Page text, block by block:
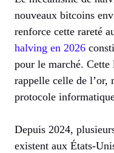
nouveaux bitcoins
renforce cette rareté
halving en 2026
pour le marché.
rappelle celle de l’or,
protocole
Depuis 2024,
existent aux États-